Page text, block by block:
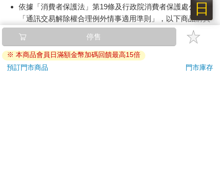
依據「消費者保護法」第19條及行政院消費者保護處公告之
「通訊交易解除權合理例外情事適用準則」，以下商品購買
後，除商品本身有瑕疵外，將不提供7天的猶豫期：
易於腐敗、保存期限較短或解約時即將逾期。（如：生
鮮食品）
依消費者要求所為之客製化給付。（客製化商品）
停售
※ 本商品會員日滿額金幣加碼回饋最高15倍
預訂門市商品
門市庫存
日